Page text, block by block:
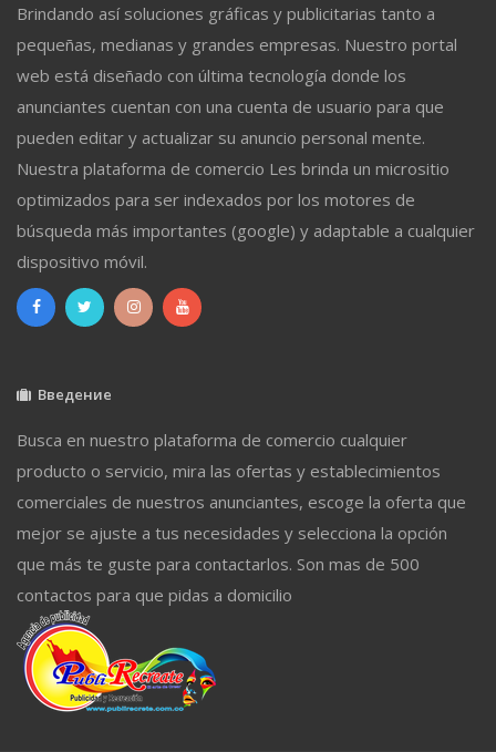
Brindando así soluciones gráficas y publicitarias tanto a
pequeñas, medianas y grandes empresas. Nuestro portal
web está diseñado con última tecnología donde los
anunciantes cuentan con una cuenta de usuario para que
pueden editar y actualizar su anuncio personal mente.
Nuestra plataforma de comercio Les brinda un micrositio
optimizados para ser indexados por los motores de
búsqueda más importantes (google) y adaptable a cualquier
dispositivo móvil.
Введение
Busca en nuestro plataforma de comercio cualquier
producto o servicio, mira las ofertas y establecimientos
comerciales de nuestros anunciantes, escoge la oferta que
mejor se ajuste a tus necesidades y selecciona la opción
que más te guste para contactarlos. Son mas de 500
contactos para que pidas a domicilio